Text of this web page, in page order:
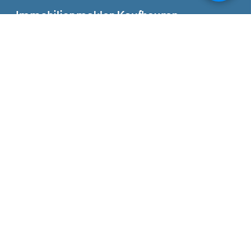
Immobilienmakler Kaufbeuren